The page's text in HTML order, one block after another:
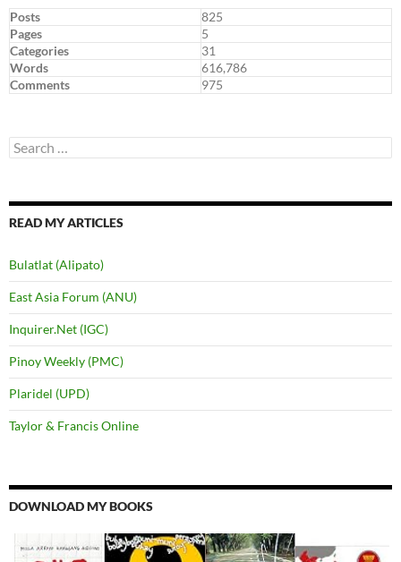
Posts
825
Pages
5
Categories
31
Words
616,786
Comments
975
Search
for:
READ MY ARTICLES
Bulatlat (Alipato)
East Asia Forum (ANU)
Inquirer.Net (IGC)
Pinoy Weekly (PMC)
Plaridel (UPD)
Taylor & Francis Online
DOWNLOAD MY BOOKS